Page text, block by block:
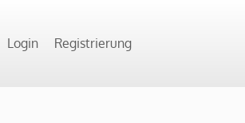
Login Registrierung